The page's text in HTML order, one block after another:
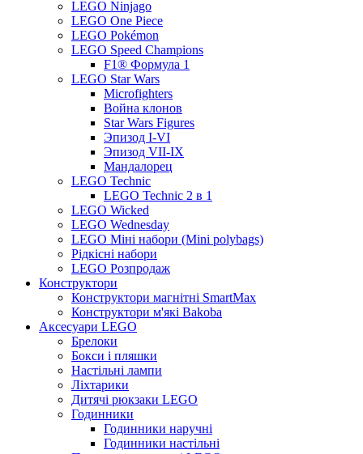
LEGO Ninjago
LEGO One Piece
LEGO Pokémon
LEGO Speed Champions
F1® Формула 1
LEGO Star Wars
Microfighters
Война клонов
Star Wars Figures
Эпизод I-VI
Эпизод VII-IX
Мандалорец
LEGO Technic
LEGO Technic 2 в 1
LEGO Wicked
LEGO Wednesday
LEGO Міні набори (Mini polybags)
Рідкісні набори
LEGO Розпродаж
Конструктори
Конструктори магнітні SmartMax
Конструктори м'які Bakoba
Аксесуари LEGO
Брелоки
Бокси і пляшки
Настільні лампи
Ліхтарики
Дитячі рюкзаки LEGO
Годинники
Годинники наручні
Годинники настільні